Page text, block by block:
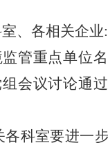
、各相关企业:
监管重点单位
会议讨论通
科室要进一